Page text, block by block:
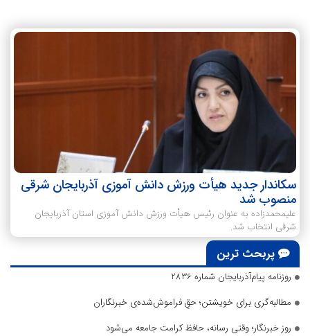
سکاندار جدید هیأت ورزش‌ دانش آموزی آذربایجان شرقی
منصوب شد
علیمحمدزاده به عنوان رئیس هیأت ورزش دانش آموزی استان آذربایجان
شرقی انتخاب شد.
پربحث ترین
روزنامه پیام‌آذربایجان شماره 2836
مطالبه‌گری برای خویشتن؛ حقِ فراموش‌شده‌ی خبرنگاران
روز خبرنگار؛ وقتی رسانه، حافظ کرامت جامعه می‌شود